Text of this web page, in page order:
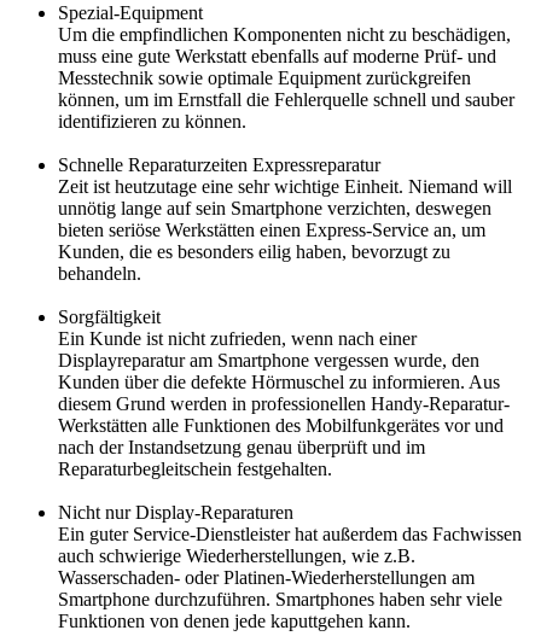
Spezial-Equipment
Um die empfindlichen Komponenten nicht zu beschädigen,
muss eine gute Werkstatt ebenfalls auf moderne Prüf- und
Messtechnik sowie optimale Equipment zurückgreifen
können, um im Ernstfall die Fehlerquelle schnell und sauber
identifizieren zu können.
Schnelle Reparaturzeiten Expressreparatur
Zeit ist heutzutage eine sehr wichtige Einheit. Niemand will
unnötig lange auf sein Smartphone verzichten, deswegen
bieten seriöse Werkstätten einen Express-Service an, um
Kunden, die es besonders eilig haben, bevorzugt zu
behandeln.
Sorgfältigkeit
Ein Kunde ist nicht zufrieden, wenn nach einer
Displayreparatur am Smartphone vergessen wurde, den
Kunden über die defekte Hörmuschel zu informieren. Aus
diesem Grund werden in professionellen Handy-Reparatur-
Werkstätten alle Funktionen des Mobilfunkgerätes vor und
nach der Instandsetzung genau überprüft und im
Reparaturbegleitschein festgehalten.
Nicht nur Display-Reparaturen
Ein guter Service-Dienstleister hat außerdem das Fachwissen
auch schwierige Wiederherstellungen, wie z.B.
Wasserschaden- oder Platinen-Wiederherstellungen am
Smartphone durchzuführen. Smartphones haben sehr viele
Funktionen von denen jede kaputtgehen kann.